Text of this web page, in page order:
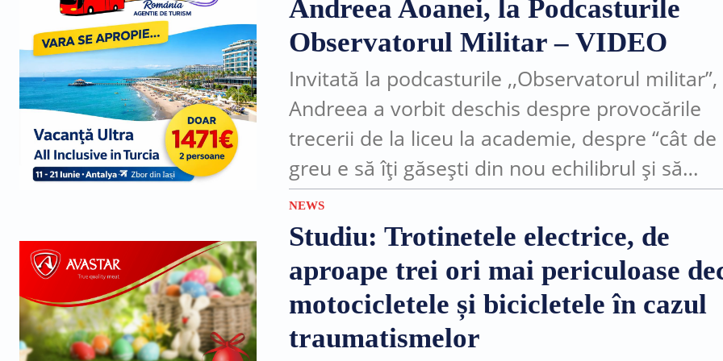
Andreea Aoanei, la Podcasturile
Observatorul Militar – VIDEO
Invitată la podcasturile ,,Observatorul militar”,
Andreea a vorbit deschis despre provocările
trecerii de la liceu la academie, despre “cât de
greu e să îți găsești din nou echilibrul și să
conștientizezi că un început greu nu
drum...
NEWS
Studiu: Trotinetele electrice, de
aproape trei ori mai periculoase
motocicletele și bicicletele în cazul
traumatismelor